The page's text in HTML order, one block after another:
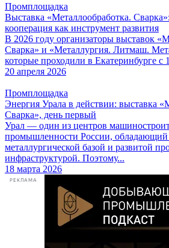
Промплощадка
Выставка «Металлообработка.
кооперация как инструмент развития
В 2026 году организаторы выставок
Сварка» и «Металлургия. Литмаш.
которые проходили в Екатеринбурге с
20 апреля 2026
Промплощадка
Энергия Урала в действии: выставка
Сварка», день первый
Урал — один из центров
промышленности России,
металлургической базой и развитой
инфраструктурой. Поэтому...
18 марта 2026
РЕКЛАМА